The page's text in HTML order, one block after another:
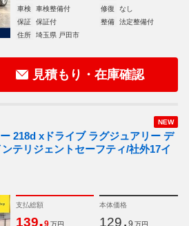
車検
車検整備付 修復
なし
保証
保証付 整備
法定整備付
住所
埼玉県 戸田市
見積もり・在庫確認
NEW
218d xドライブ ラグジュアリー デ
テリジェントセーフティ/社外17イ
支払総額
139.9 万円
本体価格
129. 9 万円